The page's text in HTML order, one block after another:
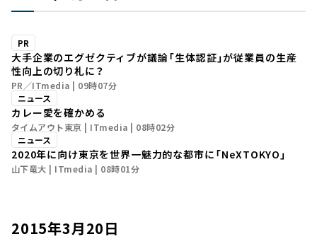
PR
大手企業のエグゼクティブが議論――「生体認証」が従業員の生産
性向上の切り札に？
PR／ITmedia
09時07分
ニュース
カレー愛を確かめる
タイムアウト東京 ITmedia
08時02分
ニュース
2020年に向け東京を世界一魅力的な都市に――「NeXTOKYO」
山下竜大 ITmedia 08時01分
2015年3月20日